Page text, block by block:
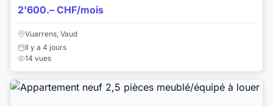
2'600.– CHF/mois
Vuarrens, Vaud
Il y a 4 jours
14 vues